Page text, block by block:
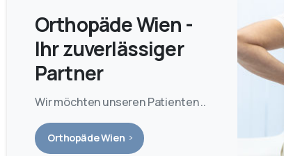
Orthopäde Wien -
Ihr zuverlässiger
Partner
Wir möchten unseren Patienten ..
Orthopäde Wien